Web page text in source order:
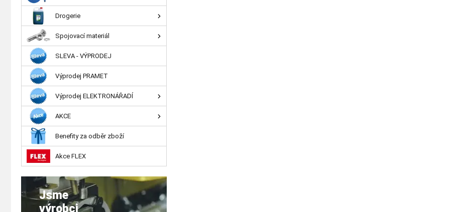
Drogerie
Spojovací materiál
SLEVA - VÝPRODEJ
Výprodej PRAMET
Výprodej ELEKTRONÁŘADÍ
AKCE
Benefity za odběr zboží
Akce FLEX
Jsme
výrobci